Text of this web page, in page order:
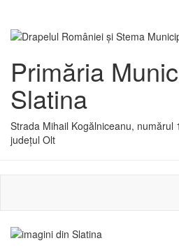
Primăria
Slatina
Strada Mihail Kogălniceanu, numărul
județul Olt